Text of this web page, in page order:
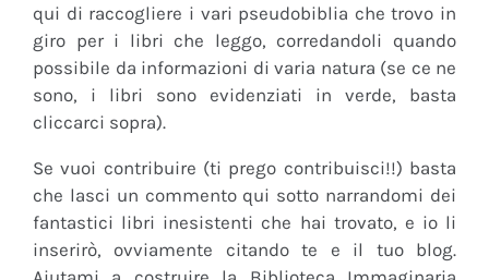
qui di raccogliere i vari pseudobiblia che trovo in
giro per i libri che leggo, corredandoli quando
possibile da informazioni di varia natura (se ce ne
sono, i libri sono evidenziati in verde, basta
cliccarci sopra).
Se vuoi contribuire (ti prego contribuisci!!) basta
che lasci un commento qui sotto narrandomi dei
fantastici libri inesistenti che hai trovato, e io li
inserirò, ovviamente citando te e il tuo blog.